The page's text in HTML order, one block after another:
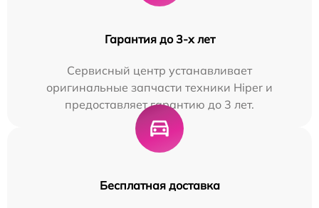
Гарантия до 3-х лет
Сервисный центр устанавливает
оригинальные запчасти техники Hiper и
предоставляет гарантию до 3 лет.
Бесплатная доставка